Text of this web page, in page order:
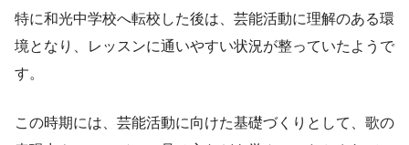
特に和光中学校へ転校した後は、芸能活動に理解のある環
境となり、レッスンに通いやすい状況が整っていたようで
す。
この時期には、芸能活動に向けた基礎づくりとして、歌の